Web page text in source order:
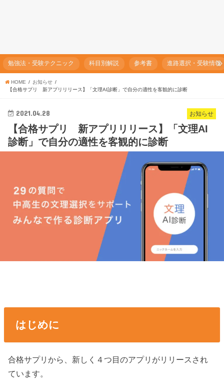
勉強法・受験テクニック 科目別解説 参考書 進路選択・受験情報
HOME
お知らせ
【合格サプリ 新アプリリリース】「文理AI診断」で自分の適性を客観的に診断
お知らせ
2021.04.28
【合格サプリ 新アプリリリース】「文理AI
診断」で自分の適性を客観的に診断
はじめに
合格サプリから、新しく４つ目のアプリがリリースされ
ています。